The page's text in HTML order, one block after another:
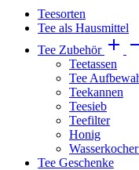
Teesorten
Tee als Hausmittel
Tee Zubehör 
Teetassen
Tee
Teekannen
Teesieb
Teefilter
Honig
Tee Geschenke